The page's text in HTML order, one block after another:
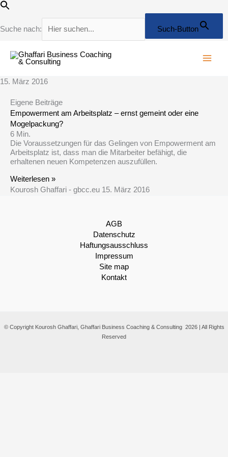
Suche nach: Such-Button
Zum
springen
15. März 2016
Eigene Beiträge
Empowerment am Arbeitsplatz – ernst gemeint oder eine
Mogelpackung?
6 Min.
Die Voraussetzungen für das Gelingen von Empowerment am
Arbeitsplatz ist, dass man die Mitarbeiter befähigt, die
erhaltenen neuen Kompetenzen auszufüllen.
Weiterlesen »
Kourosh Ghaffari - gbcc.eu 15. März 2016
AGB
Datenschutz
Haftungsausschluss
Impressum
Site map
Kontakt
© Copyright Kourosh Ghaffari, Ghaffari Business Coaching & Consulting 2026 | All Rights
Reserved